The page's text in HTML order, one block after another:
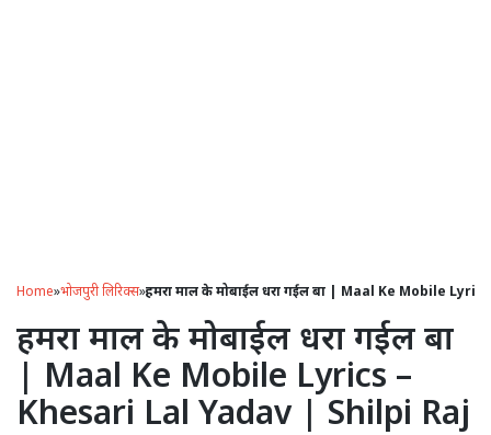
Home»भोजपुरी लिरिक्स»हमरा माल के मोबाईल धरा गईल बा | Maal Ke Mobile
हमरा माल के मोबाईल धरा गईल बा
| Maal Ke Mobile Lyrics –
Khesari Lal Yadav | Shilpi Raj